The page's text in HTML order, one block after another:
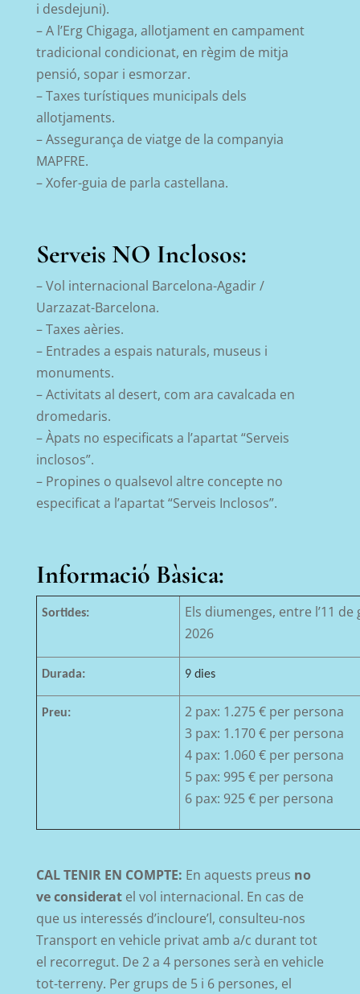
i desdejuni).
– A l’Erg Chigaga, allotjament en campament
tradicional condicionat, en règim de mitja
pensió, sopar i esmorzar.
– Taxes turístiques municipals dels
allotjaments.
– Assegurança de viatge de la companyia
MAPFRE.
– Xofer-guia de parla castellana.
Serveis NO Inclosos:
– Vol internacional Barcelona-Agadir /
Uarzazat-Barcelona.
– Taxes aèries.
– Entrades a espais naturals, museus i
monuments.
– Activitats al desert, com ara cavalcada en
dromedaris.
– Àpats no especificats a l’apartat “Serveis
inclosos”.
– Propines o qualsevol altre concepte no
especificat a l’apartat “Serveis Inclosos”.
Informació Bàsica:
Sortides:
Els diumenges, entre l’11
2026
Durada: 9 dies
Preu:
2 pax: 1.275 € per persona
3 pax: 1.170 € per persona
4 pax: 1.060 € per persona
5 pax: 995 € per persona
6 pax: 925 € per persona
CAL TENIR EN COMPTE: En aquests preus no
ve consideratel vol internacional. En cas de
que us interessés d’incloure’l, consulteu-nos
Transport en vehicle privat amb a/c durant tot
el recorregut. De 2 a 4 persones serà en vehicle
tot-terreny. Per grups de 5 i 6 persones, el